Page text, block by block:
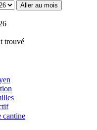
Aller au mois
trouvé
cantine